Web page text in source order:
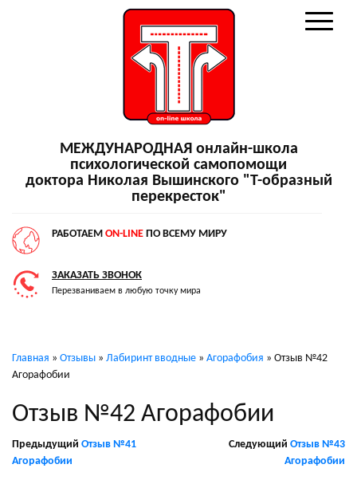
МЕЖДУНАРОДНАЯ онлайн-школа
психологической самопомощи
доктора Николая Вышинского "Т-образный
перекресток"
РАБОТАЕМ ON-LINE ПО ВСЕМУ МИРУ
ЗАКАЗАТЬ ЗВОНОК
Перезваниваем в любую точку мира
Главная » Отзывы » Лабиринт вводные » Агорафобия » Отзыв №42
Агорафобии
Отзыв №42 Агорафобии
Предыдущий Отзыв №41
Агорафобии
Следующий Отзыв №43
Агорафобии